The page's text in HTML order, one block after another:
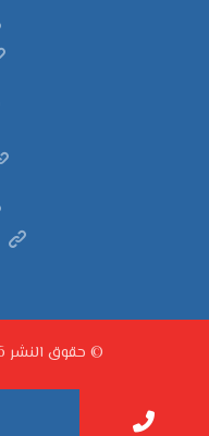
© حقوق النشر 2026. كل الحقوق محفوظة.